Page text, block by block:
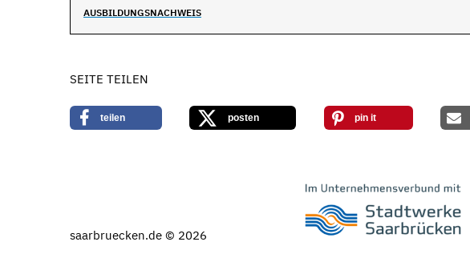
AUSBILDUNGSNACHWEIS
SEITE TEILEN
teilen posten pin it
saarbruecken.de © 2026